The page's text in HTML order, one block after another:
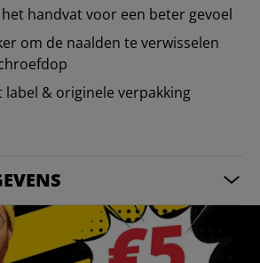
handvat voor een beter gevoel
om de naalden te verwisselen
label & originele verpakking